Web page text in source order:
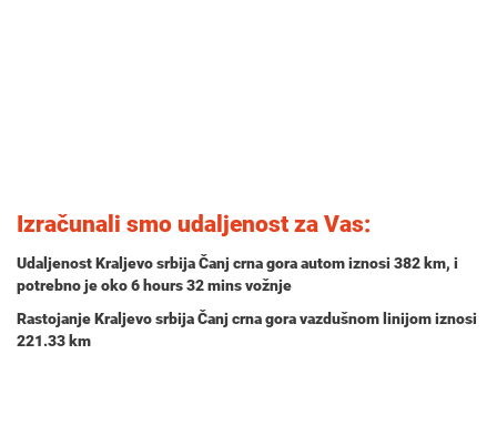
Izračunali smo udaljenost za Vas:
Udaljenost Kraljevo srbija Čanj crna gora autom iznosi 382 km, i
potrebno je oko6 hours 32 minsvožnje
Rastojanje Kraljevo srbija Čanj crna gora vazdušnom linijom iznosi
221.33 km